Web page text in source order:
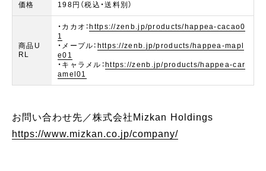
価格 198円（税込・送料別）
商品U
RL
・カカオ： https://zenb.jp/products/happea-cacao0
1
・メープル： https://zenb.jp/products/happea-mapl
e01
・キャラメル： https://zenb.jp/products/happea-car
amel01
お問い合わせ先／株式会社Mizkan Holdings
https://www.mizkan.co.jp/company/